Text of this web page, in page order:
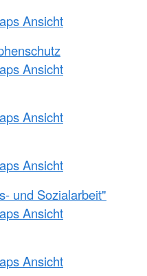
Ansicht
Ansicht
Ansicht
Ansicht
und Sozialarbeit"
Ansicht
Ansicht